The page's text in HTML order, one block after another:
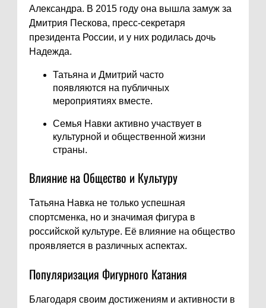
Александра. В 2015 году она вышла замуж за
Дмитрия Пескова, пресс-секретаря
президента России, и у них родилась дочь
Надежда.
Татьяна и Дмитрий часто
появляются на публичных
мероприятиях вместе.
Семья Навки активно участвует в
культурной и общественной жизни
страны.
Влияние на Общество и Культуру
Татьяна Навка не только успешная
спортсменка, но и значимая фигура в
российской культуре. Её влияние на общество
проявляется в различных аспектах.
Популяризация Фигурного Катания
Благодаря своим достижениям и активности в